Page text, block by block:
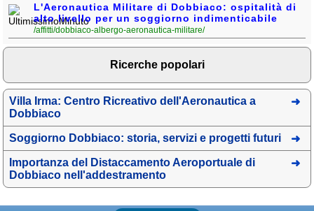
L'Aeronautica Militare di Dobbiaco: ospitalità di
alto livello per un soggiorno indimenticabile
/affitti/dobbiaco-albergo-aeronautica-militare/
Ricerche popolari
Villa Irma: Centro Ricreativo dell'Aeronautica a
Dobbiaco
Soggiorno Dobbiaco: storia, servizi e progetti futuri
Importanza del Distaccamento Aeroportuale di
Dobbiaco nell'addestramento